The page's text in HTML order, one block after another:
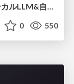
1年前の日記を要約するツールをローカルLLM&自作MCPサーバーで作った話
0 550